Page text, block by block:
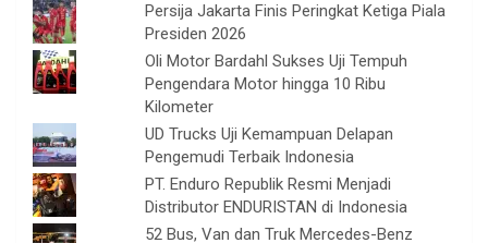
Persija Jakarta Finis Peringkat Ketiga Piala
Presiden 2026
Oli Motor Bardahl Sukses Uji Tempuh
Pengendara Motor hingga 10 Ribu
Kilometer
UD Trucks Uji Kemampuan Delapan
Pengemudi Terbaik Indonesia
PT. Enduro Republik Resmi Menjadi
Distributor ENDURISTAN di Indonesia
52 Bus, Van dan Truk Mercedes-Benz